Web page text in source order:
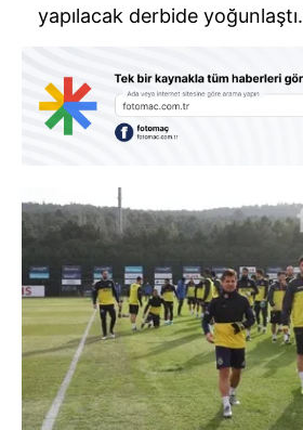
yapılacak derbide yoğunlaştı.